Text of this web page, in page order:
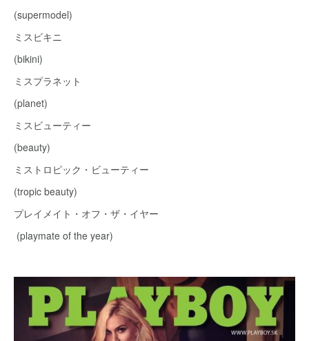
(supermodel)
ミスビキニ
(bikini)
ミスプラネット
(planet)
ミスビューティー
(beauty)
ミストロピック・ビューティー
(tropic beauty)
プレイメイト・オフ・ザ・イヤー
(playmate of the year)